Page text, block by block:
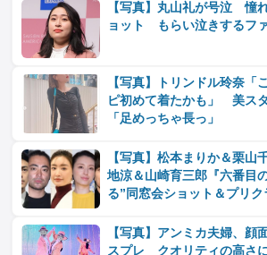
【写真】丸山礼が号泣 憧
ョット もらい泣きするフ
【写真】トリンドル玲奈「
ピ初めて着たかも」 美ス
「足めっちゃ長っ」
【写真】松本まりか＆栗山
地涼＆山崎育三郎『六番目
る”同窓会ショット＆プリク
【写真】アンミカ夫婦、顔
スプレ クオリティの高さ